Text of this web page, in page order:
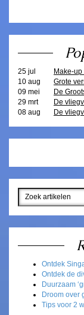
25 jul
Make-
10 aug
Grote
09 mei
De
29 mrt
De
08 aug
De
Ontdek
Ontdek de
Duurzaam
Droom over
Tips voor 2